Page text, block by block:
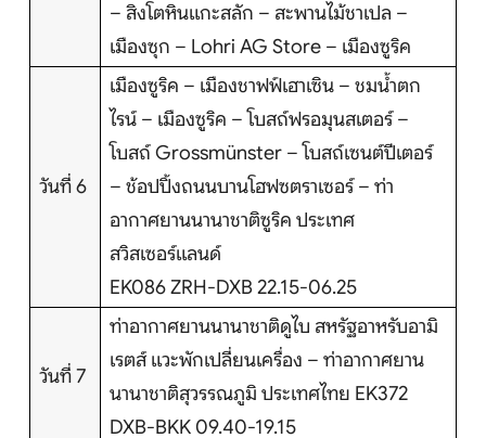
– สิงโตหินแกะสลัก – สะพานไม้ชาเปล –
เมืองซุก – Lohri AG Store – เมืองซูริค
วันที่ 6
เมืองซูริค – เมืองชาฟฟ์เฮาเซิน – ชมน้ำตก
ไรน์ – เมืองซูริค – โบสถ์ฟรอมุนสเตอร์ –
โบสถ์ Grossmünster – โบสถ์เซนต์ปีเตอร์
– ช้อปปิ้งถนนบานโฮฟซตราเซอร์ – ท่า
อากาศยานนานาชาติซูริค ประเทศ
สวิสเซอร์แลนด์
EK086 ZRH-DXB 22.15-06.25
วันที่ 7
ท่าอากาศยานนานาชาติดูไบ สหรัฐอาหรับอามิ
เรตส์ แวะพักเปลี่ยนเครื่อง – ท่าอากาศยาน
นานาชาติสุวรรณภูมิ ประเทศไทย EK372
DXB-BKK 09.40-19.15